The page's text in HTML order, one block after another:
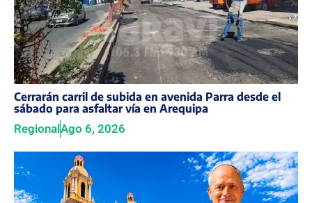
Cerrarán carril de subida en avenida Parra desde el
sábado para asfaltar vía en Arequipa
RegionalAgo 6, 2026